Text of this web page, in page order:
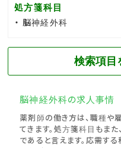
処方箋科目
脳神経外科
検索項目
脳神経外科の求人事情
薬剤師の働き方は、職種や
てきます。処方箋科目もま
であると言えます。応需す